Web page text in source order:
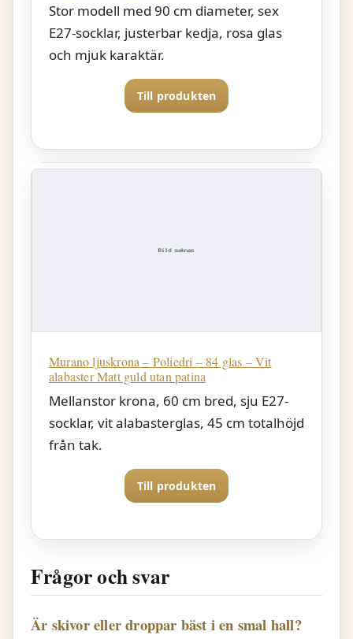
Stor modell med 90 cm diameter, sex
E27-socklar, justerbar kedja, rosa glas
och mjuk karaktär.
Till produkten
Murano ljuskrona – Poliedri – 84 glas – Vit
alabaster Matt guld utan patina
Mellanstor krona, 60 cm bred, sju E27-
socklar, vit alabasterglas, 45 cm totalhöjd
från tak.
Till produkten
Frågor och svar
Är skivor eller droppar bäst i en smal hall?